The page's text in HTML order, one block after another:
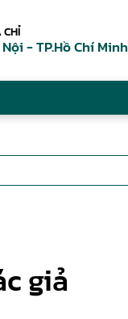
Nội - TP.Hồ Chí Minh
giả